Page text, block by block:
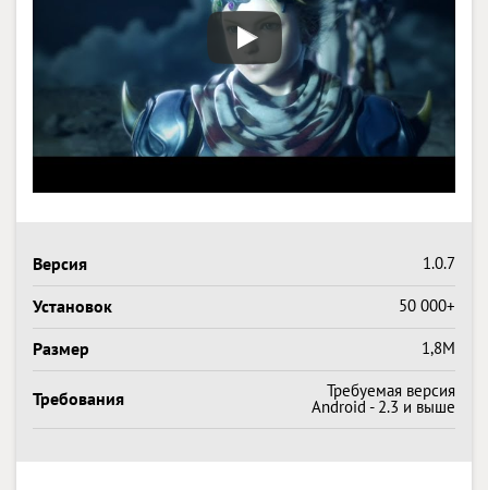
Версия 1.0.7
Установок 50 000+
Размер 1,8M
Требования Требуемая версия
Android - 2.3 и выше